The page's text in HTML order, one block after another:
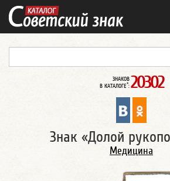
ЗНАКОВ
В КАТАЛОГЕ*: 20302
Знак «Долой
Медицина